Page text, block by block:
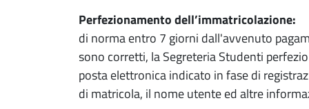
Perfezionamento dell’immatricolazione:
di norma entro 7 giorni dall'avvenuto
sono corretti, la Segreteria Studenti
posta elettronica indicato in fase di
di matricola, il nome utente ed altre